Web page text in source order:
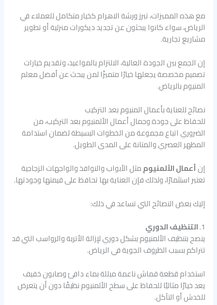
مع هذه المميزات، تبرز ورشة الاهرام كخيار متكامل للعملاء في
الرياض، سواء كانوا يبحثون عن تجديد ديكورات منزلية أو تطوير
مشاريع تجارية.
إن الجمع بين الجودة العالية، الالتزام بالمواعيد، وتقديم خيارات
تصميم مخصصة يجعلها خيارًا متميزًا لمن يبحث عن أفضل معلم
المنيوم بالرياض.
نصائح للعناية بأعمال المنيوم بعد التركيب
للحفاظ على جودة وجمال أعمال الألمنيوم بعد التركيب، من
الضروري اتباع مجموعة من الخطوات البسيطة لضمان استدامة
المظهر العصري والمتانة على المدى الطويل.
إنأعمال الألمنيوممثل الأبواب والنوافذ والواجهات الزجاجية
تعتبر استثمارًا، ولذلك فإن العناية بها تحافظ على قيمتها وجودتها.
إليك بعض النصائح التي تساعد في ذلك:
1. التنظيف الدوري
ينصح بتنظيف الألمنيوم بشكل دوري لإزالة الأتربة والرواسب التي قد
تتراكم بسبب الظروف الجوية في الرياض.
استخدام قطعة قماش ناعمة مبللة بماء دافئ وصابون خفيف
يعد خيارًا مثاليًا للحفاظ على سطح الألمنيوم نظيفًا دون أن يتعرض
للخدش أو التآكل.